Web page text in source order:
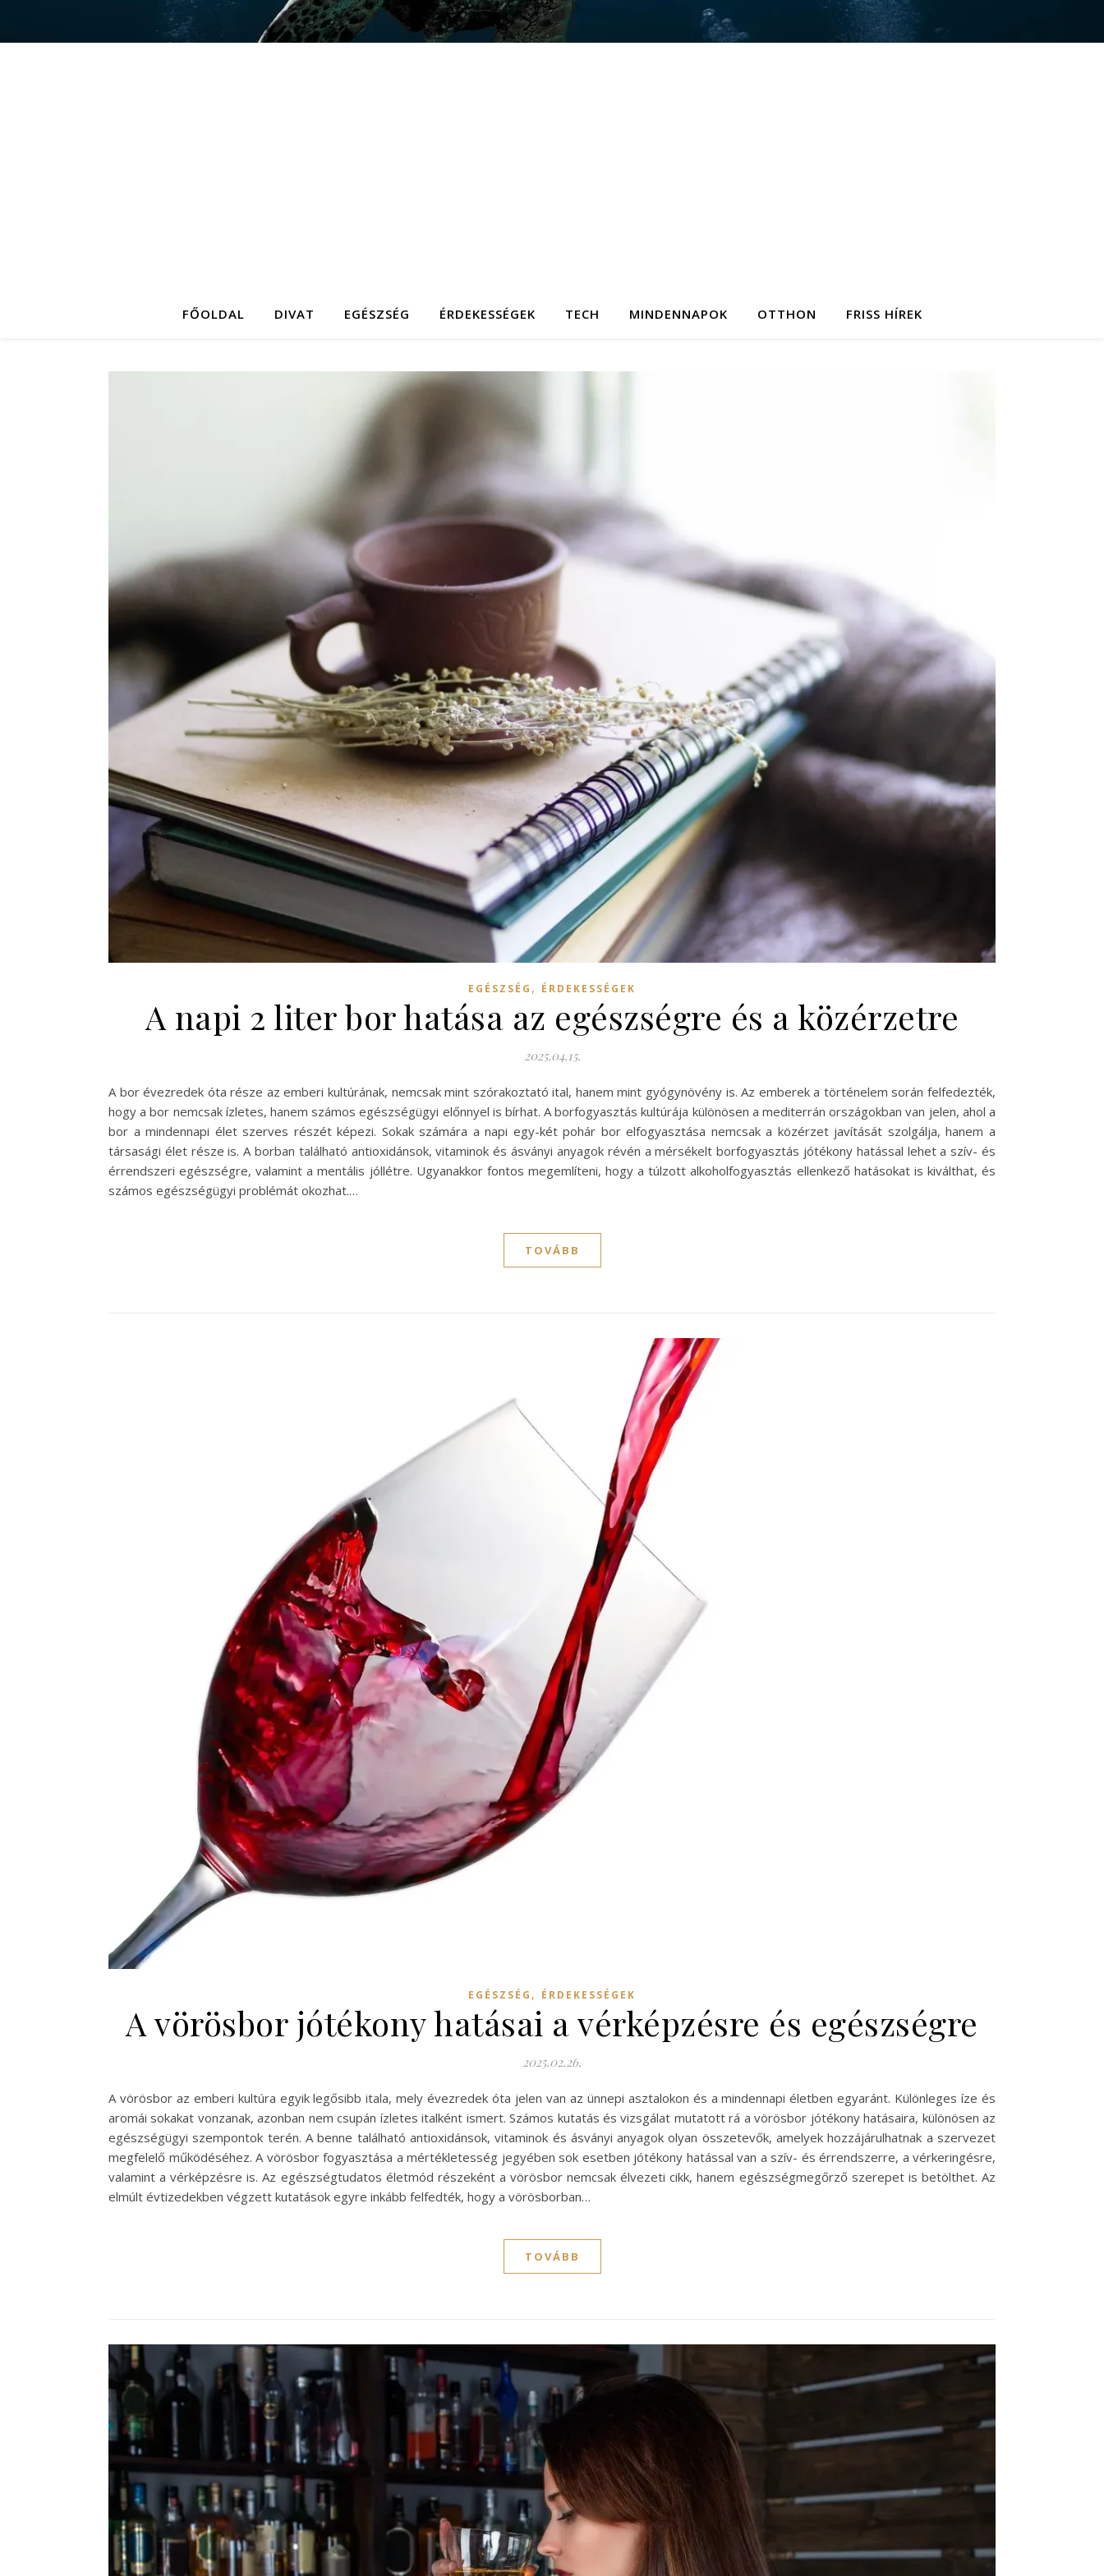
FŐOLDAL DIVAT EGÉSZSÉG ÉRDEKESSÉGEK TECH MINDENNAPOK OTTHON FRISS HÍREK
EGÉSZSÉG , ÉRDEKESSÉGEK
A napi 2 liter bor hatása az egészségre és a közérzetre
2025.04.15.
A bor évezredek óta része az emberi kultúrának, nemcsak mint szórakoztató ital, hanem mint gyógynövény is. Az emberek a történelem során felfedezték,
hogy a bor nemcsak ízletes, hanem számos egészségügyi előnnyel is bírhat. A borfogyasztás kultúrája különösen a mediterrán országokban van jelen, ahol a
bor a mindennapi élet szerves részét képezi. Sokak számára a napi egy-két pohár bor elfogyasztása nemcsak a közérzet javítását szolgálja, hanem a
társasági élet része is. A borban található antioxidánsok, vitaminok és ásványi anyagok révén a mérsékelt borfogyasztás jótékony hatással lehet a szív- és
érrendszeri egészségre, valamint a mentális jóllétre. Ugyanakkor fontos megemlíteni, hogy a túlzott alkoholfogyasztás ellenkező hatásokat is kiválthat, és
számos egészségügyi problémát okozhat.…
TOVÁBB
EGÉSZSÉG , ÉRDEKESSÉGEK
A vörösbor jótékony hatásai a vérképzésre és egészségre
2025.02.26.
A vörösbor az emberi kultúra egyik legősibb itala, mely évezredek óta jelen van az ünnepi asztalokon és a mindennapi életben egyaránt. Különleges íze és
aromái sokakat vonzanak, azonban nem csupán ízletes italként ismert. Számos kutatás és vizsgálat mutatott rá a vörösbor jótékony hatásaira, különösen az
egészségügyi szempontok terén. A benne található antioxidánsok, vitaminok és ásványi anyagok olyan összetevők, amelyek hozzájárulhatnak a szervezet
megfelelő működéséhez. A vörösbor fogyasztása a mértékletesség jegyében sok esetben jótékony hatással van a szív- és érrendszerre, a vérkeringésre,
valamint a vérképzésre is. Az egészségtudatos életmód részeként a vörösbor nemcsak élvezeti cikk, hanem egészségmegőrző szerepet is betölthet. Az
elmúlt évtizedekben végzett kutatások egyre inkább felfedték, hogy a vörösborban…
TOVÁBB